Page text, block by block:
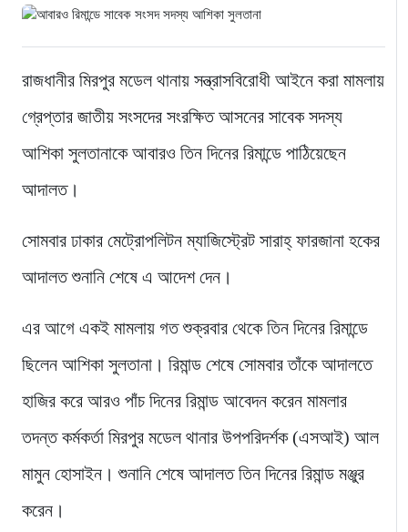
রাজধানীর মিরপুর মডেল থানায় সন্ত্রাসবিরোধী আইনে করা মামলায়
গ্রেপ্তার জাতীয় সংসদের সংরক্ষিত আসনের সাবেক সদস্য
আশিকা সুলতানাকে আবারও তিন দিনের রিমান্ডে পাঠিয়েছেন
আদালত।
সোমবার ঢাকার মেট্রোপলিটন ম্যাজিস্ট্রেট সারাহ্ ফারজানা হকের
আদালত শুনানি শেষে এ আদেশ দেন।
এর আগে একই মামলায় গত শুক্রবার থেকে তিন দিনের রিমান্ডে
ছিলেন আশিকা সুলতানা। রিমান্ড শেষে সোমবার তাঁকে আদালতে
হাজির করে আরও পাঁচ দিনের রিমান্ড আবেদন করেন মামলার
তদন্ত কর্মকর্তা মিরপুর মডেল থানার উপপরিদর্শক (এসআই) আল
মামুন হোসাইন। শুনানি শেষে আদালত তিন দিনের রিমান্ড মঞ্জুর
করেন।